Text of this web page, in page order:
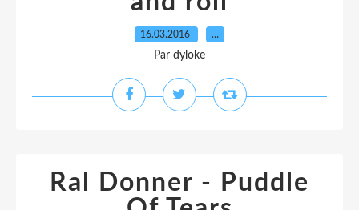
16.03.2016 …
Par dyloke
Ral Donner - Puddle